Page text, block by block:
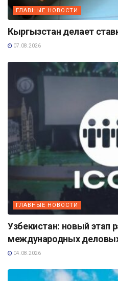
ГЛАВНЫЕ НОВОСТИ
Кыргызстан делает
07.08.2026
ГЛАВНЫЕ НОВОСТИ
Узбекистан: новый этап
международных
04.08.2026